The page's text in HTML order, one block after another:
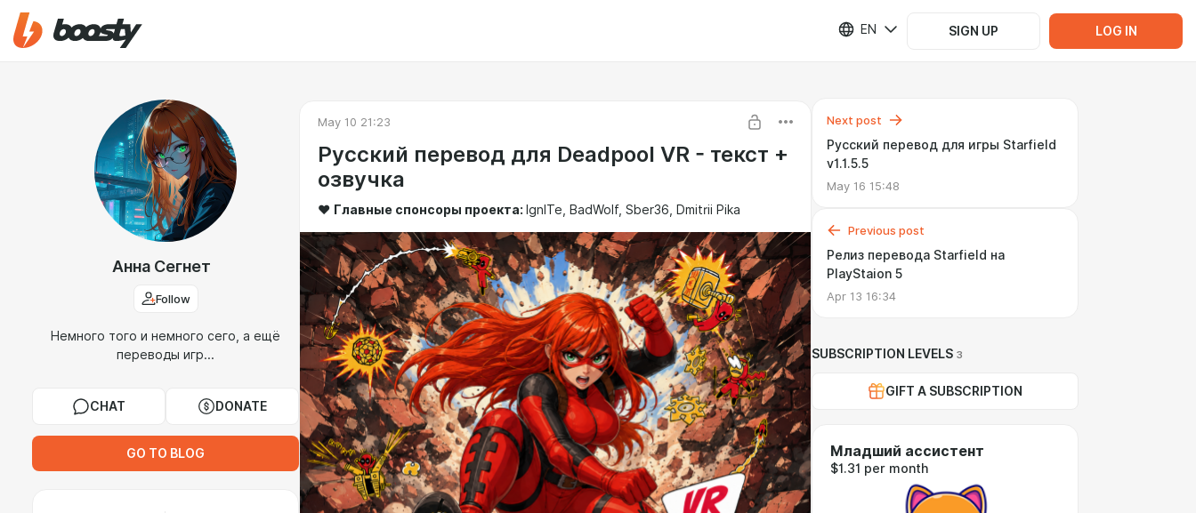
EN SIGN UP LOG IN
Анна Сегнет
Follow
Немного того и немного сего, а ещё
переводы игр...
CHAT DONATE
GO TO BLOG
May 10 21:23
Русский перевод для Deadpool VR - текст +
озвучка
❤️ Главные спонсоры проекта: IgnITe, BadWolf, Sber36, Dmitrii Pika
Next post
Русский перевод для игры Starfield
v1.1.5.5
May 16 15:48
Previous post
Релиз перевода Starfield на
PlayStaion 5
Apr 13 16:34
SUBSCRIPTION LEVELS 3
GIFT A SUBSCRIPTION
Младший ассистент
$1.31 per month